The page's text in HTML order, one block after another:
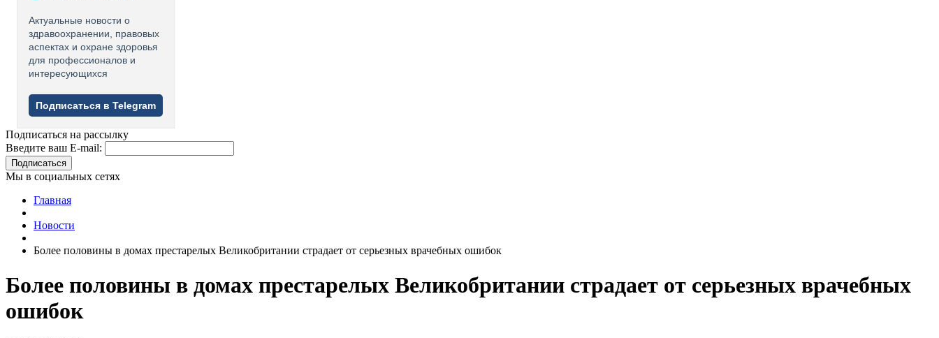
Актуальные новости о
здравоохранении, правовых
аспектах и охране здоровья
для профессионалов и
интересующихся
Подписаться в Telegram
Подписаться на рассылку
Введите ваш E-mail:
Подписаться
Мы в социальных сетях
Главная
Новости
Более половины в домах престарелых Великобритании страдает от серьезных врачебных ошибок
Более половины в домах престарелых Великобритании страдает от серьезных врачебных
ошибок